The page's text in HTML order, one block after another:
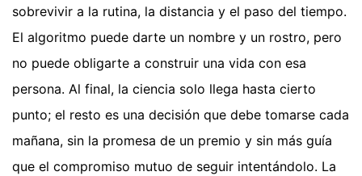
sobrevivir a la rutina, la distancia y el paso del tiempo.
El algoritmo puede darte un nombre y un rostro, pero
no puede obligarte a construir una vida con esa
persona. Al final, la ciencia solo llega hasta cierto
punto; el resto es una decisión que debe tomarse cada
mañana, sin la promesa de un premio y sin más guía
que el compromiso mutuo de seguir intentándolo. La